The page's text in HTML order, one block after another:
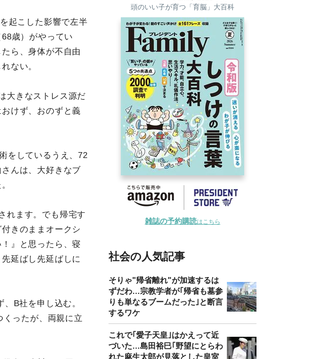
起こした影響で左半
歳）がやってい
ら、身体が不自由
ない。
大きなストレス源だ
けず、おのずと義
をしているうえ、72
んは、大好きなブ
れます。でも帰宅す
きのままオークシ
』と思ったら、寝
延ばし先延ばしに
B社を申し込む。
くったが、両親に立
頭のいい子が育つ「育脳」大百科
雑誌の予約購読はこちら
社会の人気記事
そりゃ"帰省離れ"が加速するは
ずだわ…宗教学者が｢帰省も墓参
りも単なるブームだった｣と断言
するワケ
これで｢愛子天皇｣はかえって近
づいた…島田裕巳｢野望にとらわ
れた麻生太郎が見落とした皇室